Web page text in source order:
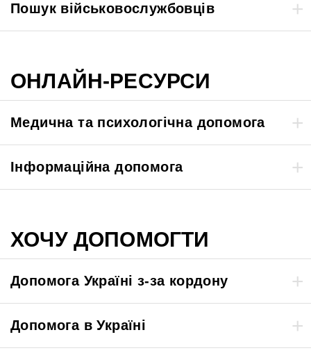
Пошук військовослужбовців
ОНЛАЙН-РЕСУРСИ
Медична та психологічна допомога
Інформаційна допомога
ХОЧУ ДОПОМОГТИ
Допомога Україні з-за кордону
Допомога в Україні